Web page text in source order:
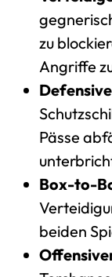
zu
Angriffe
Pässe
Box-to-
beiden